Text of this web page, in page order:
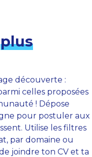
plus
découverte :
celles proposées
! Dépose
pour postuler aux
Utilise les filtres
par domaine ou
joindre ton CV et ta